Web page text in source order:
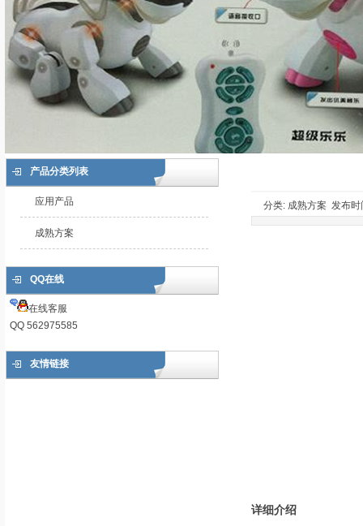
产品分类列表
应用产品
成熟方案
QQ在线
在线客服
QQ 562975585
友情链接
分类: 成熟方案 发布
详细介绍